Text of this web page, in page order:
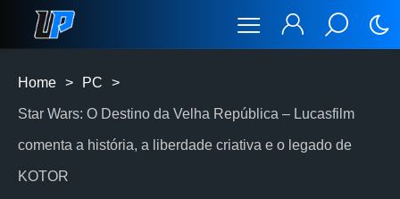
Home > PC >
Star Wars: O Destino da Velha República – Lucasfilm
comenta a história, a liberdade criativa e o legado de
KOTOR